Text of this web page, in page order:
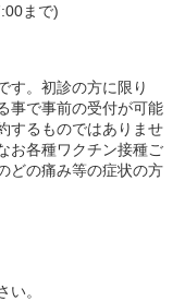
まで)
す。初診の方に限り
事で事前の受付が可能
するものではありませ
お各種ワクチン接種ご
どの痛み等の症状の方
い。